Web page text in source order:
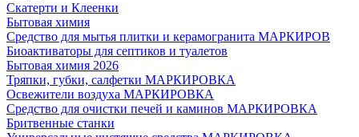
Скатерти и Клеенки
Бытовая химия
Средство для мытья плитки и керамогранита МАРКИРОВ
Биоактиваторы для септиков и туалетов
Бытовая химия 2026
Тряпки, губки, салфетки МАРКИРОВКА
Освежители воздуха МАРКИРОВКА
Средство для очистки печей и каминов МАРКИРОВКА
Бритвенные станки